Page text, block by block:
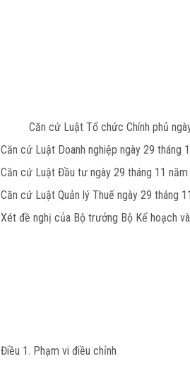
Căn cứ Luật Tổ chức Chính phủ ngày
Căn cứ Luật Doanh nghiệp ngày 29 tháng
Căn cứ Luật Đầu tư ngày 29 tháng 11 năm
Căn cứ Luật Quản lý Thuế ngày 29 tháng
Xét đề nghị của Bộ trưởng Bộ Kế hoạch
Điều 1. Phạm vi điều chỉnh